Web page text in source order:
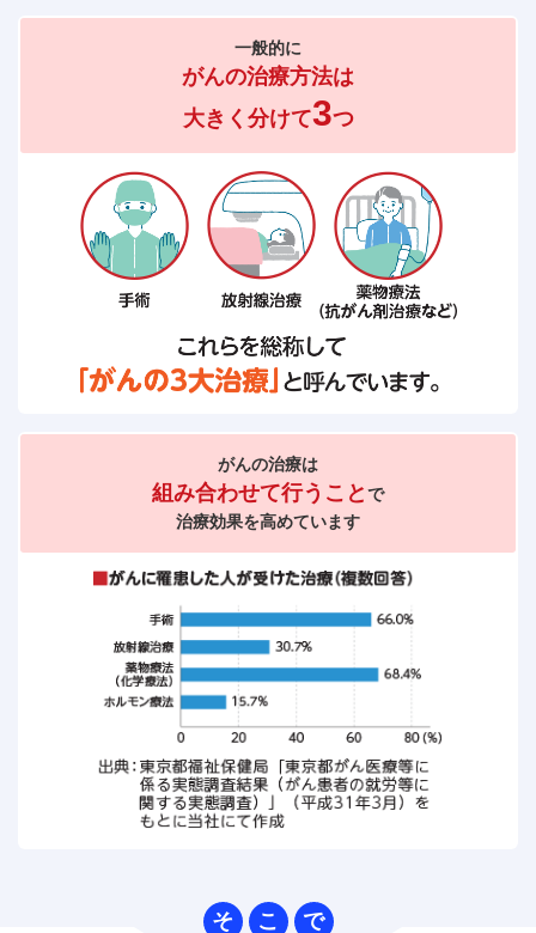
一般的に
がんの治療方法は
大きく分けて3つ
がんの治療は
組み合わせて行うことで
治療効果を高めています
そ こ で